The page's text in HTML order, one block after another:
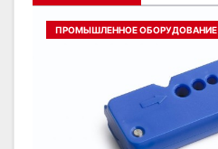
ПРОМЫШЛЕННОЕ ОБОРУДОВАНИЕ